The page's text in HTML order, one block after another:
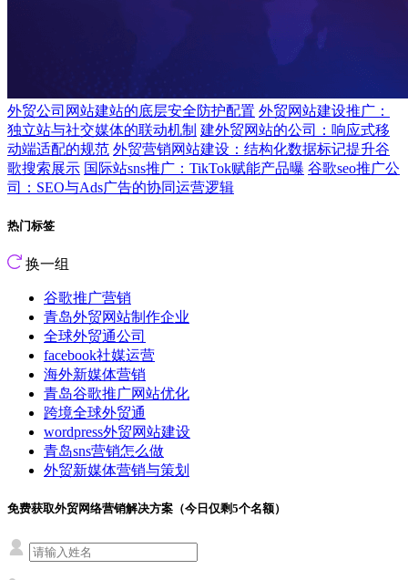
外贸公司网站建站的底层安全防护配置 外贸网站建设推广：
独立站与社交媒体的联动机制 建外贸网站的公司：响应式移
动端适配的规范 外贸营销网站建设：结构化数据标记提升谷
歌搜索展示 国际站sns推广：TikTok赋能产品曝 谷歌seo推广公
司：SEO与Ads广告的协同运营逻辑
热门标签
换一组
谷歌推广营销
青岛外贸网站制作企业
全球外贸通公司
facebook社媒运营
海外新媒体营销
青岛谷歌推广网站优化
跨境全球外贸通
wordpress外贸网站建设
青岛sns营销怎么做
外贸新媒体营销与策划
免费获取外贸网络营销解决方案（今日仅剩5个名额）